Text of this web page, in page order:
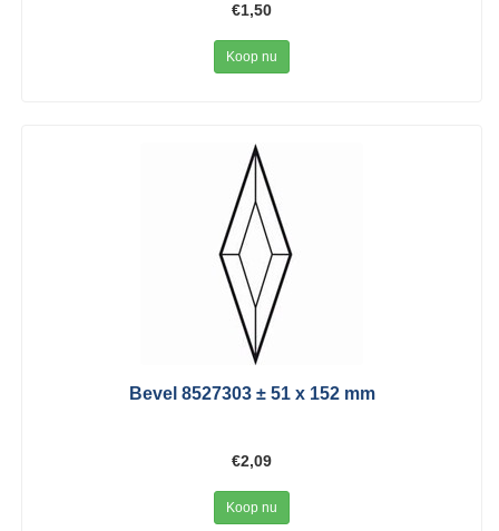
€1,50
Koop nu
Bevel 8527303 ± 51 x 152 mm
€2,09
Koop nu